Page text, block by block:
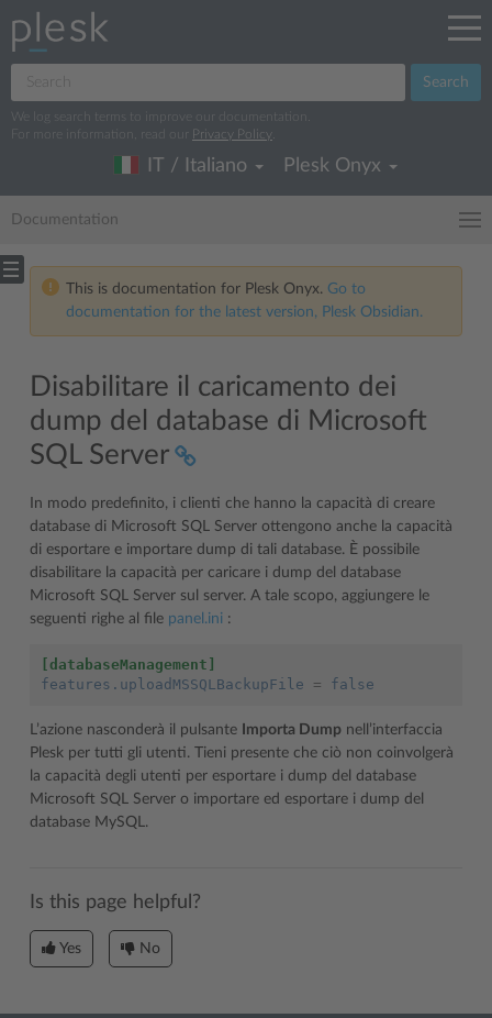
Search
We log search terms to improve our documentation.
For more information, read our
Privacy Policy
IT / Italiano Plesk Onyx
Documentation
This is documentation for Plesk Onyx. Go to
documentation for the latest version, Plesk Obsidian.
Disabilitare il caricamento dei
dump del database di Microsoft
SQL Server
In modo predefinito, i clienti che hanno la capacità di creare
database di Microsoft SQL Server ottengono anche la capacità
di esportare e importare dump di tali database. È possibile
disabilitare la capacità per caricare i dump del database
Microsoft SQL Server sul server. A tale scopo, aggiungere le
seguenti righe al file panel.ini :
[databaseManagement]
features.uploadMSSQLBackupFile
= false
L’azione nasconderà il pulsante Importa Dump nell’interfaccia
Plesk per tutti gli utenti. Tieni presente che ciò non coinvolgerà
la capacità degli utenti per esportare i dump del database
Microsoft SQL Server o importare ed esportare i dump del
database MySQL.
Is this page helpful?
Yes No